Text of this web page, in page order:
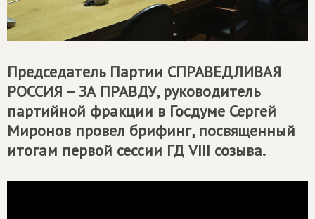
Председатель Партии СПРАВЕДЛИВАЯ
РОССИЯ – ЗА ПРАВДУ, руководитель
партийной фракции в Госдуме Сергей
Миронов провел брифинг, посвященный
итогам первой сессии ГД VIII созыва.